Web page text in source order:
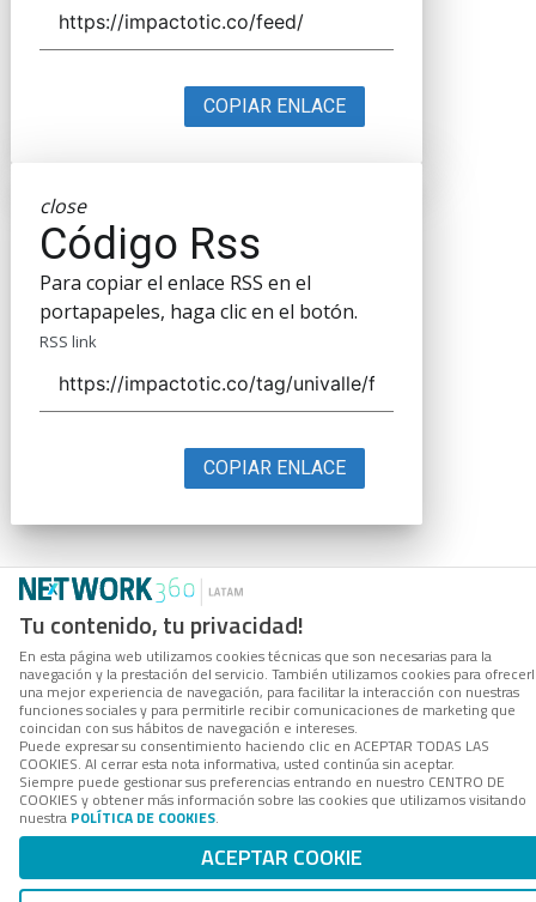
Tu contenido, tu privacidad!
En esta página web utilizamos cookies técnicas que son necesarias para la
navegación y la prestación del servicio. También utilizamos cookies para
una mejor experiencia de navegación, para facilitar la interacción con nuestras
funciones sociales y para permitirle recibir comunicaciones de marketing que
coincidan con sus hábitos de navegación e intereses.
Puede expresar su consentimiento haciendo clic en ACEPTAR TODAS LAS
COOKIES. Al cerrar esta nota informativa, usted continúa sin aceptar.
Siempre puede gestionar sus preferencias entrando en nuestro CENTRO DE
COOKIES y obtener más información sobre las cookies que utilizamos visitando
nuestra POLÍTICA DE COOKIES.
ACEPTAR COOKIE
COPIAR ENLACE
close
Código Rss
Para copiar el enlace RSS en el
portapapeles, haga clic en el botón.
RSS link
COPIAR ENLACE